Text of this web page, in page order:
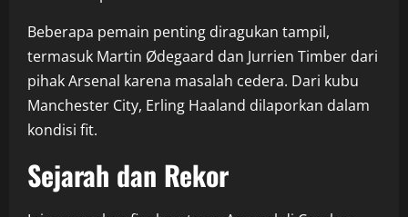
Beberapa pemain penting diragukan tampil,
termasuk Martin Ødegaard dan Jurrien Timber dari
pihak Arsenal karena masalah cedera. Dari kubu
Manchester City, Erling Haaland dilaporkan dalam
kondisi fit.
Sejarah dan Rekor